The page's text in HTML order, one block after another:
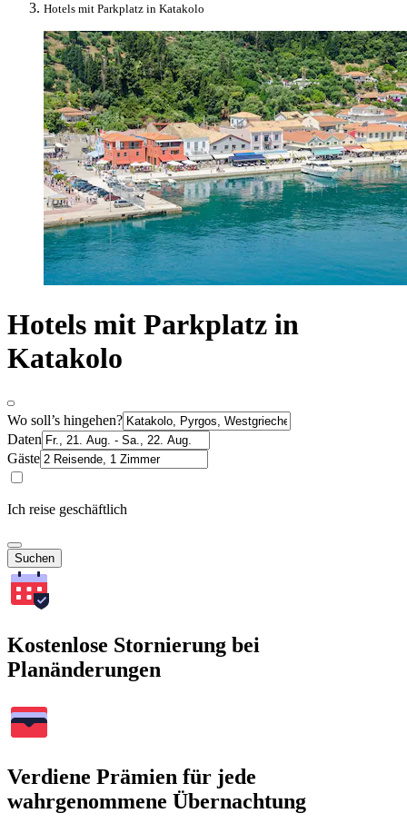
Hotels mit Parkplatz in Katakolo
Hotels mit Parkplatz in
Katakolo
Wo soll’s hingehen?
Daten
Gäste
Ich reise geschäftlich
Suchen
Kostenlose Stornierung bei
Planänderungen
Verdiene Prämien für jede
wahrgenommene Übernachtung